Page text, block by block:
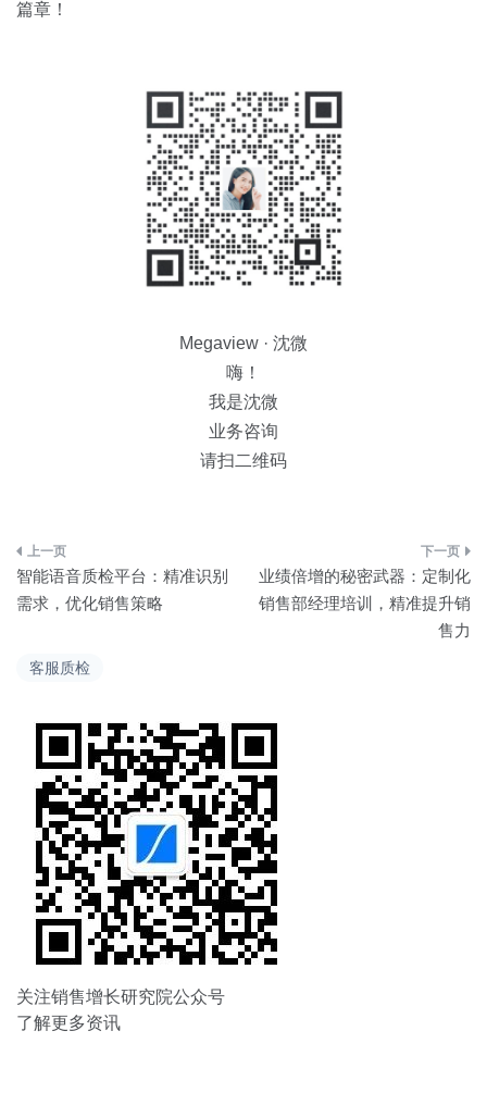
客服质检
篇章！
Megaview · 沈微
嗨！
我是沈微
业务咨询
请扫二维码
文
章
智能语音质检平台：精准识别
需求，优化销售策略
业绩倍增的秘密武器：定制化
销售部经理培训，精准提升销
售力
关注销售增长研究院公众号
了解更多资讯